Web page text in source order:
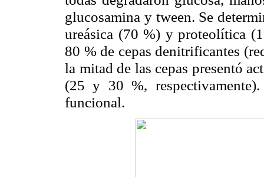
glucosamina y tween. Se
ureásica (70 %) y proteolítica
80 % de cepas denitrificantes
la mitad de las cepas presentó
(25 y 30 %,
funcional.